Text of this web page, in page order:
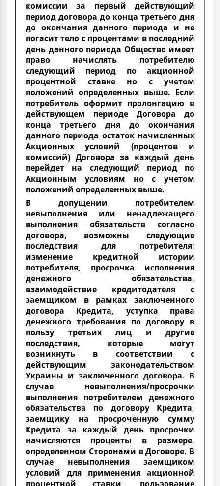
комиссии за первый действующий
период договора до конца третьего дня
до окончания данного периода и не
погасит тело с процентами в последний
день данного периода Общество имеет
право начислять потребителю
следующий период по акционной
процентной ставке но с учетом
положений определенных выше. Если
потребитель оформит пролонгацию в
действующем периоде Договора до
конца третьего дня до окончания
данного периода остаток начисленных
Акционных условий (процентов и
комиссий) Договора за каждый день
перейдет на следующий период по
Акционным условиям но с учетом
положений определенных выше.
В допущении потребителем
невыполнения или ненадлежащего
выполнения обязательств согласно
договора, возможны следующие
последствия для потребителя:
изменение кредитной истории
потребителя, просрочка исполнения
денежного обязательства,
взаимодействие кредитодателя с
заемщиком в рамках заключенного
договора Кредита, уступка права
денежного требования по договору в
пользу третьих лиц и другие
последствия, которые могут
возникнуть в соответствии с
действующим законодательством
Украины и заключенного договора. В
случае невыполнения/просрочки
выполнения потребителем денежного
обязательства по договору Кредита,
заемщику на просроченную сумму
Кредита за каждый день просрочки
начисляются проценты в размере,
определенном Сторонами в Договоре. В
случае невыполнения заемщиком
условий для применения акционной
процентной ставки, пользование